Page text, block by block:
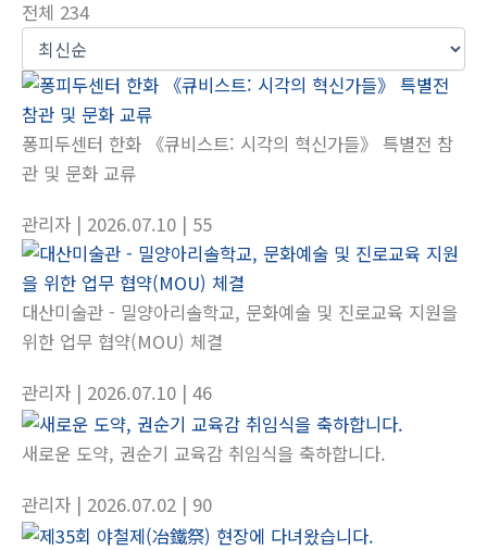
전체 234
퐁피두센터 한화 《큐비스트: 시각의 혁신가들》 특별전 참
관 및 문화 교류
관리자 | 2026.07.10 | 55
대산미술관 - 밀양아리솔학교, 문화예술 및 진로교육 지원을
위한 업무 협약(MOU) 체결
관리자 | 2026.07.10 | 46
새로운 도약, 권순기 교육감 취임식을 축하합니다.
관리자 | 2026.07.02 | 90